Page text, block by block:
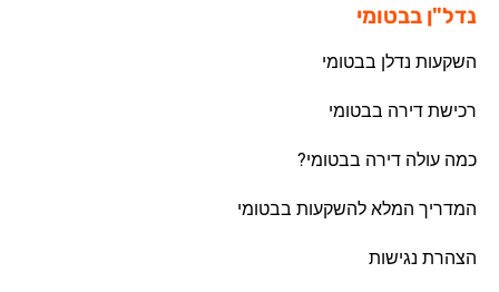
נדל"ן בבטומי
השקעות נדלן בבטומי
רכישת דירה בבטומי
כמה עולה דירה בבטומי?
המדריך המלא להשקעות בבטומי
הצהרת נגישות